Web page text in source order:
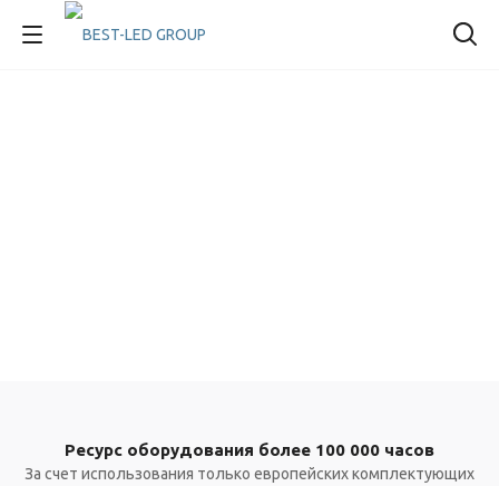
Ресурс оборудования более 100 000 часов
За счет использования только европейских комплектующих